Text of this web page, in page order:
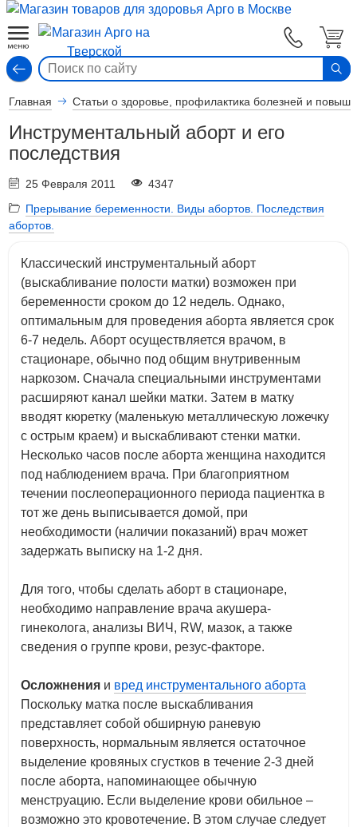
Главная Статьи о здоровье, профилактика болезней и
Инструментальный аборт и его
последствия
25 Февраля 2011
4347
Прерывание беременности. Виды абортов. Последствия
абортов.
Классический инструментальный аборт
(выскабливание полости матки) возможен при
беременности сроком до 12 недель. Однако,
оптимальным для проведения аборта является срок
6-7 недель. Аборт осуществляется врачом, в
стационаре, обычно под общим внутривенным
наркозом. Сначала специальными инструментами
расширяют канал шейки матки. Затем в матку
вводят кюретку (маленькую металлическую ложечку
с острым краем) и выскабливают стенки матки.
Несколько часов после аборта женщина находится
под наблюдением врача. При благоприятном
течении послеоперационного периода пациентка в
тот же день выписывается домой, при
необходимости (наличии показаний) врач может
задержать выписку на 1-2 дня.
Для того, чтобы сделать аборт в стационаре,
необходимо направление врача акушера-
гинеколога, анализы ВИЧ, RW, мазок, а также
сведения о группе крови, резус-факторе.
Осложнения и вред инструментального аборта
Поскольку матка после выскабливания
представляет собой обширную раневую
поверхность, нормальным является остаточное
выделение кровяных сгустков в течение 2-3 дней
после аборта, напоминающее обычную
менструацию. Если выделение крови обильное –
возможно это кровотечение. В этом случае следует